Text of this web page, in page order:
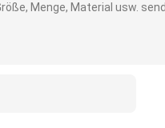
Menge, Material usw.